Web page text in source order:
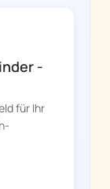
-
für Ihr